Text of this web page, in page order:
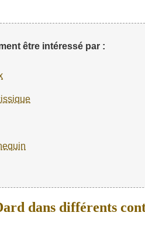
être intéressé par :
dans différents